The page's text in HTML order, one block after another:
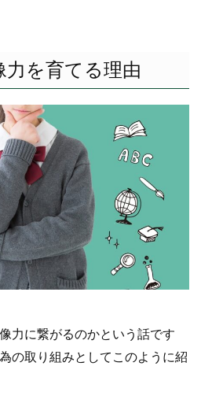
力を育てる理由
力に繋がるのかという話です
の取り組みとしてこのように紹